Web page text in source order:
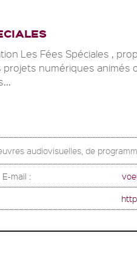
Les Fées Spéciales ,
projets numériques animés
audiovisuelles, de
E-mail :